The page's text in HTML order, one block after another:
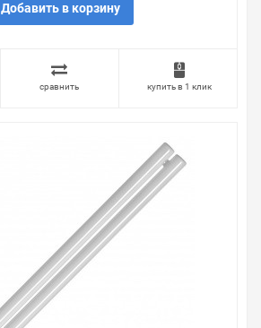
Добавить в корзину
сравнить купить в 1 клик